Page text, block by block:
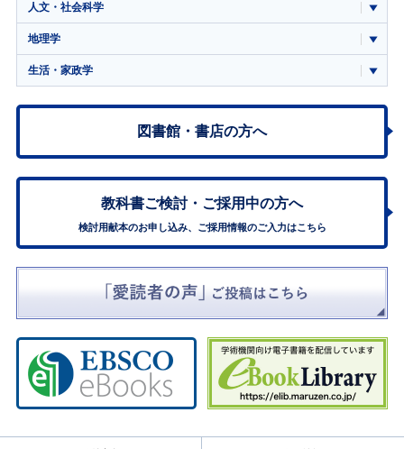
人文・社会科学
地理学
生活・家政学
図書館・書店の方へ
教科書ご検討・ ご採用中の方へ
検討用献本のお申し込み、ご採用情報のご入力はこちら